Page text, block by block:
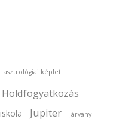
asztrológiai képlet
Holdfogyatkozás
iskola Jupiter járvány